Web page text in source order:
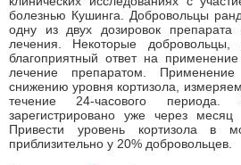
болезнью Кушинга. Добровольцы
одну из двух дозировок препарата
лечения. Некоторые
благоприятный ответ на
лечение препаратом. Применение
снижению уровня кортизола,
течение 24-часового
зарегистрировано уже через
Привести уровень кортизола в
приблизительно у 20% добровольцев.